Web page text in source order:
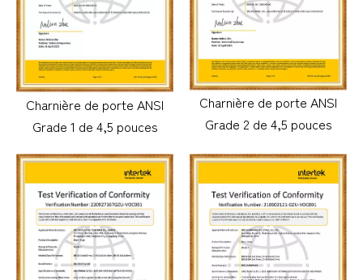
Charnière de porte ANSI
Grade 1 de 4,5 pouces
Charnière de porte ANSI
Grade 2 de 4,5 pouces